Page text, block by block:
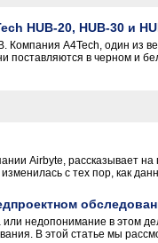
HUB-20, HUB-30 и
A4Tech, один из
поставляются в черном и
Airbyte, рассказывает на
с тех пор, как
недопонимание в этом
В этой статье мы